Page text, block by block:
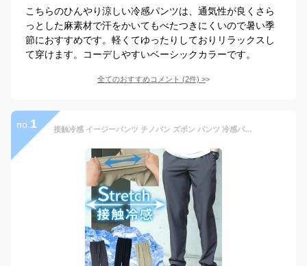
こちらのひんやり涼しい冷感パンツは、通気性が良くさら
っとした麻素材で汗をかいてもべたつきにくいので暑い季
節におすすめです。軽くてゆったりしておりリラックスし
て穿けます。コーデしやすいベーシックカラーです。
全てのおすすめコメント (2件) >
no. 1 接触冷感 イージーパンツ チノパン ズボン パンツ 冷感パンツ メンズ ストレッチ 伸縮 速乾 夏 ゴルフ 涼しい メンズパンツ ボトムス ワーク チャコール ネイビー ベージュ 冷たい テーパードパンツ sun-ux-pnt-1939 メール便で送料無料 2枚は2通